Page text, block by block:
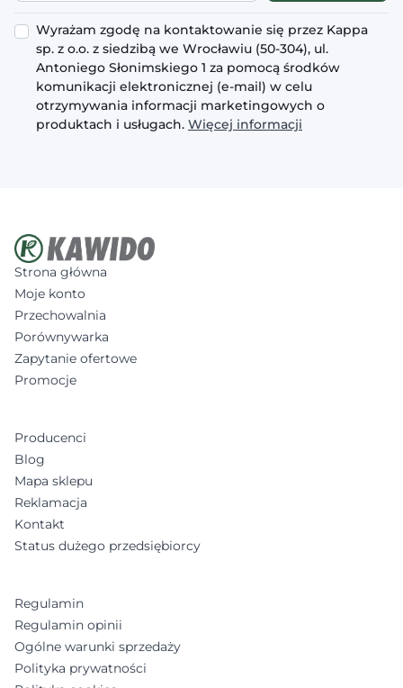
Wyrażam zgodę na kontaktowanie się przez Kappa
sp. z o.o. z siedzibą we Wrocławiu (50-304), ul.
Antoniego Słonimskiego 1 za pomocą środków
komunikacji elektronicznej (e-mail) w celu
otrzymywania informacji marketingowych o
produktach i usługach. Więcej informacji
Strona główna
Moje konto
Przechowalnia
Porównywarka
Zapytanie ofertowe
Promocje
Producenci
Blog
Mapa sklepu
Reklamacja
Kontakt
Status dużego przedsiębiorcy
Regulamin
Regulamin opinii
Ogólne warunki sprzedaży
Polityka prywatności